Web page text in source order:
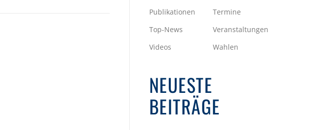
Publikationen
Termine
Top-News
Veranstaltungen
Videos
Wahlen
NEUESTE
BEITRÄGE